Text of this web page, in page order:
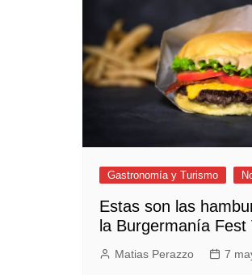
Empresas y Negocios
Automotos
Espectáculos
Trendy News
Gastronomía y Turismo
Estas son las
la Burgermanía Fest
Matias Perazzo 7